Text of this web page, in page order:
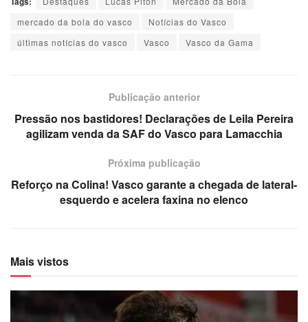
mercado da bola do vasco
Notícias do Vasco
últimas notícias do vasco
Vasco Vasco da Gama
Publicação anterior
Pressão nos bastidores! Declarações de Leila Pereira
agilizam venda da SAF do Vasco para Lamacchia
Próxima publicação
Reforço na Colina! Vasco garante a chegada de lateral-
esquerdo e acelera faxina no elenco
Mais vistos